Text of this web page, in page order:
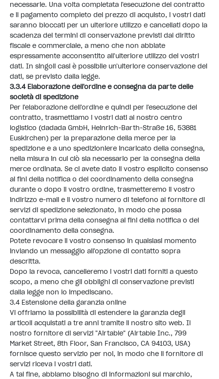
necessarie. Una volta completata l'esecuzione del contratto
e il pagamento completo del prezzo di acquisto, i vostri dati
saranno bloccati per un ulteriore utilizzo e cancellati dopo la
scadenza dei termini di conservazione previsti dal diritto
fiscale e commerciale, a meno che non abbiate
espressamente acconsentito all'ulteriore utilizzo dei vostri
dati. In singoli casi è possibile un'ulteriore conservazione dei
dati, se previsto dalla legge.
3.3.4 Elaborazione dell'ordine e consegna da parte delle
società di spedizione
Per l'elaborazione dell'ordine e quindi per l'esecuzione del
contratto, trasmettiamo i vostri dati al nostro centro
logistico (dadada GmbH, Heinrich-Barth-Straße 16, 53881
Euskirchen) per la preparazione della merce per la
spedizione e a uno spedizioniere incaricato della consegna,
nella misura in cui ciò sia necessario per la consegna della
merce ordinata. Se ci avete dato il vostro esplicito consenso
ai fini della notifica o del coordinamento della consegna
durante o dopo il vostro ordine, trasmetteremo il vostro
indirizzo e-mail e il vostro numero di telefono al fornitore di
servizi di spedizione selezionato, in modo che possa
contattarvi prima della consegna ai fini della notifica o del
coordinamento della consegna.
Potete revocare il vostro consenso in qualsiasi momento
inviando un messaggio all'opzione di contatto sopra
descritta.
Dopo la revoca, cancelleremo i vostri dati forniti a questo
scopo, a meno che gli obblighi di conservazione previsti
dalla legge non lo impediscano.
3.4 Estensione della garanzia online
Vi offriamo la possibilità di estendere la garanzia degli
articoli acquistati a tre anni tramite il nostro sito web. Il
nostro fornitore di servizi "Airtable" (Airtable Inc., 799
Market Street, 8th Floor, San Francisco, CA 94103, USA)
fornisce questo servizio per noi, in modo che il fornitore di
servizi riceva i vostri dati.
A tal fine, abbiamo bisogno di informazioni sul marchio,